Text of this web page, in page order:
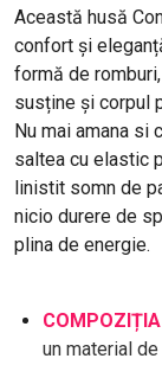
Această husă
confort și
formă de
susține și corpul
Nu mai amana si
saltea cu elastic
linistit somn de
nicio durere de
plina de energie.
un material